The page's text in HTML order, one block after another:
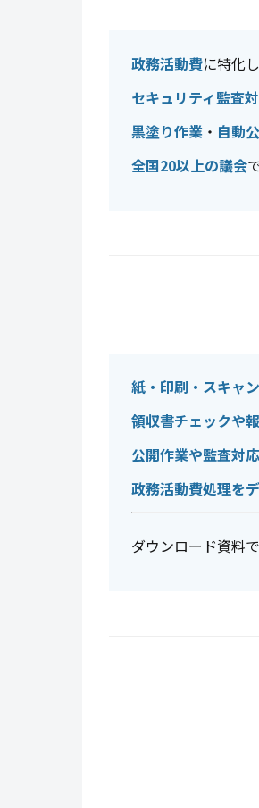
政務活動費に特化
セキュリティ監査
黒塗り作業 ・ 自動
全国20以上の議会
紙・印刷・スキャ
領収書チェックや
公開作業や監査対
政務活動費処理を
ダウンロード資料で